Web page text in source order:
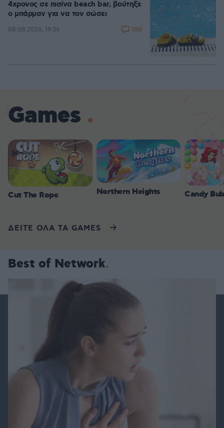
4χρονος σε πισίνα beach bar, βούτηξε
ο μπάρμαν για να τον σώσει
08.08.2026, 19:36 100
Games
Cut The Rope Northern Heights Candy
ΔΕΙΤΕ ΟΛΑ ΤΑ GAMES
Best of Network